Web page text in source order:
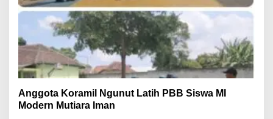
Anggota Koramil Ngunut Latih PBB Siswa MI
Modern Mutiara Iman